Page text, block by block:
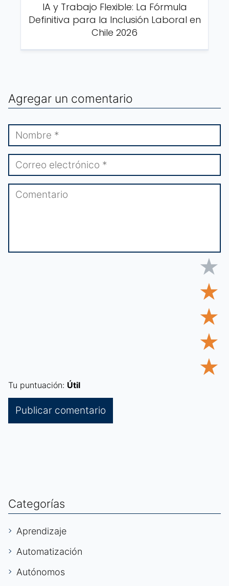
IA y Trabajo Flexible: La Fórmula
Definitiva para la Inclusión Laboral en
Chile 2026
Agregar un comentario
★
★
★
★
★
Tu puntuación: Útil
Categorías
Aprendizaje
Automatización
Autónomos